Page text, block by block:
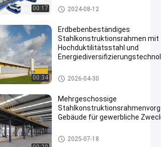
00:17 Stahlgewerbe
2024-08-12
00:34
Erdbebenbeständiges
Stahlkonstruktionsrahmen mit
Hochduktilitätsstahl und
Stahlgewerbe
2026-04-30
Mehrgeschossige
Gebäude für gewerbliche
Stahlgewerbe
2025-07-18